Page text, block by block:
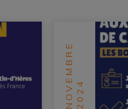
NOVEMBRE2024